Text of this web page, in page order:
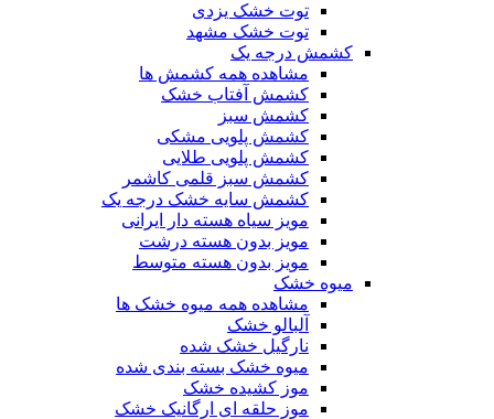
توت خشک یزدی
توت خشک مشهد
کشمش درجه یک
مشاهده همه کشمش ها
کشمش آفتاب خشک
کشمش سبز
کشمش پلویی مشکی
کشمش پلویی طلایی
کشمش سبز قلمی کاشمر
کشمش سایه خشک درجه یک
مویز سیاه هسته دار ایرانی
مویز بدون هسته درشت
مویز بدون هسته متوسط
میوه خشک
مشاهده همه میوه خشک ها
آلبالو خشک
نارگیل خشک شده
میوه خشک بسته بندی شده
موز کشیده خشک
موز حلقه ای ارگانیک خشک